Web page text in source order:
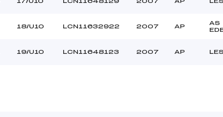
18/U10 LCN11632922 2007 AP
AS
19/U10 LCN11648123 2007 AP